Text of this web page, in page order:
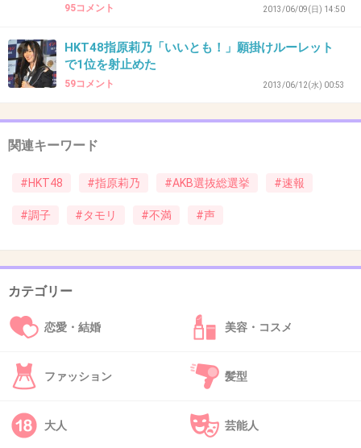
外だったように可愛いだけじゃ通用しない。
選挙を乗りきったら、政治家のようにヤりたい
放題。
そしてまた選挙の季節が来たら、仲間を売った
お決まりループだよね。
なんかぜんぜんかわいくないのに謙虚じゃない
ところが嫌だ。謙虚ぶってはいるけどね。
39. 匿名 2013/05/28(火) 17:17:58
売れて調子に乗ってるって噂だけど、身の程を
しれってかんじ。
95コメント 2013/06/09(日) 14:50
HKT48指原莉乃「いいとも！」願掛けルーレット
で1位を射止めた
59コメント 2013/06/12(水) 00:53
関連キーワード
#HKT48 #指原莉乃 #AKB選抜総選挙 #速報
#調子 #タモリ #不満 #声
カテゴリー
恋愛・結婚 美容・コスメ
ファッション 髪型
大人 芸能人